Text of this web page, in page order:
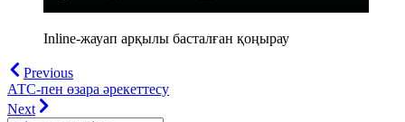
Inline-жауап арқылы басталған қоңырау
Previous
АТС-пен өзара әрекеттесу
Next